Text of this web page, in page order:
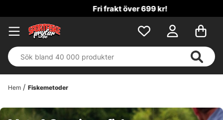
Fri frakt över 699 kr!
Hem Fiskemetoder